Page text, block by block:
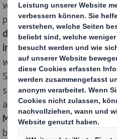
wie DS Smith mit
personalisierten
differenziertere und
im E-Commerce
wissenschaftlich basierte
SimulationsverfahrenDISCS
sämtliche Belastungen der
abbildet, und Lösungen wie
Membranverpackungen
bei den Besuchern.